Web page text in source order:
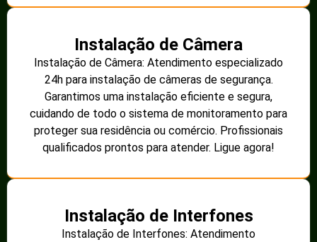
Instalação de Câmera
Instalação de Câmera: Atendimento especializado
24h para instalação de câmeras de segurança.
Garantimos uma instalação eficiente e segura,
cuidando de todo o sistema de monitoramento para
proteger sua residência ou comércio. Profissionais
qualificados prontos para atender. Ligue agora!
Instalação de Interfones
Instalação de Interfones: Atendimento